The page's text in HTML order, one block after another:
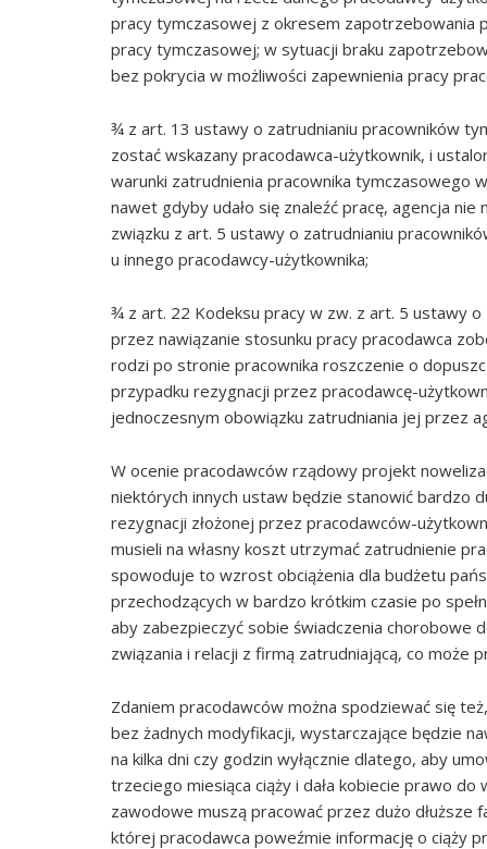
pracy tymczasowej z okresem zapotrzebowania
pracy tymczasowej; w sytuacji braku
bez pokrycia w możliwości zapewnienia pracy
¾ z art. 13 ustawy o zatrudnianiu pracowników
zostać wskazany pracodawca-użytkownik, i
warunki zatrudnienia pracownika tymczasowego
nawet gdyby udało się znaleźć pracę, agencja
związku z art. 5 ustawy o zatrudnianiu
u innego pracodawcy-użytkownika;
¾ z art. 22 Kodeksu pracy w zw. z art. 5 ustawy
przez nawiązanie stosunku pracy pracodawca
rodzi po stronie pracownika roszczenie o
przypadku rezygnacji przez pracodawcę-
jednoczesnym obowiązku zatrudniania jej przez
W ocenie pracodawców rządowy projekt
niektórych innych ustaw będzie stanowić bardzo
rezygnacji złożonej przez pracodawców-
musieli na własny koszt utrzymać zatrudnienie
spowoduje to wzrost obciążenia dla budżetu
przechodzących w bardzo krótkim czasie po
aby zabezpieczyć sobie świadczenia chorobowe
związania i relacji z firmą zatrudniającą, co może
Zdaniem pracodawców można spodziewać się
bez żadnych modyfikacji, wystarczające będzie
na kilka dni czy godzin wyłącznie dlatego, aby
trzeciego miesiąca ciąży i dała kobiecie prawo
zawodowe muszą pracować przez dużo
której pracodawca poweźmie informację o ciąży